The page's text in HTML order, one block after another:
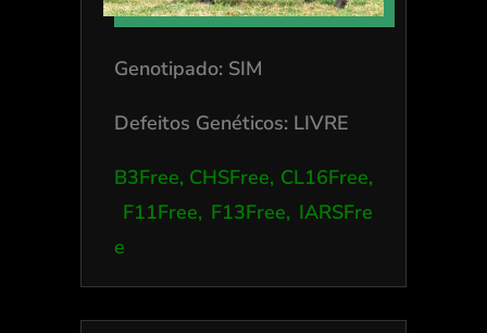
Genotipado: SIM
Defeitos Genéticos: LIVRE
B3Free, CHSFree, CL16Free,
F11Free, F13Free, IARSFre
e